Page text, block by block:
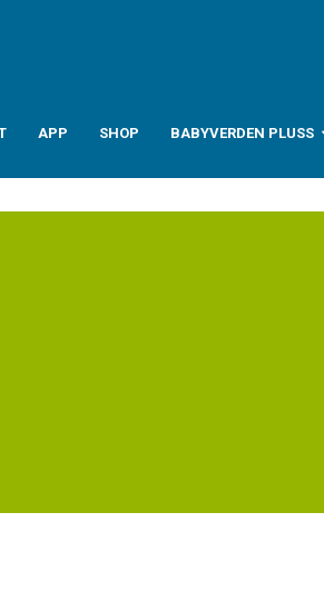
APP SHOP BABYVERDEN PLUSS